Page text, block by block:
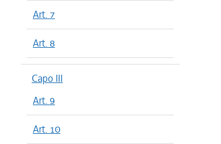
Art. 7
Art. 8
Capo III
Art. 9
Art. 10